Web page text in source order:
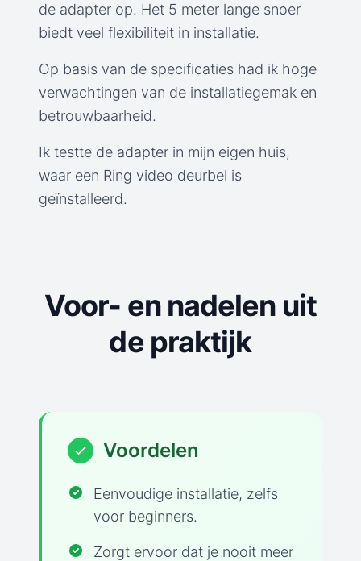
de adapter op. Het 5 meter lange snoer
biedt veel flexibiliteit in installatie.
Op basis van de specificaties had ik hoge
verwachtingen van de installatiegemak en
betrouwbaarheid.
Ik testte de adapter in mijn eigen huis,
waar een Ring video deurbel is
geïnstalleerd.
Voor- en nadelen uit
de praktijk
Voordelen
Eenvoudige installatie, zelfs
voor beginners.
Zorgt ervoor dat je nooit meer